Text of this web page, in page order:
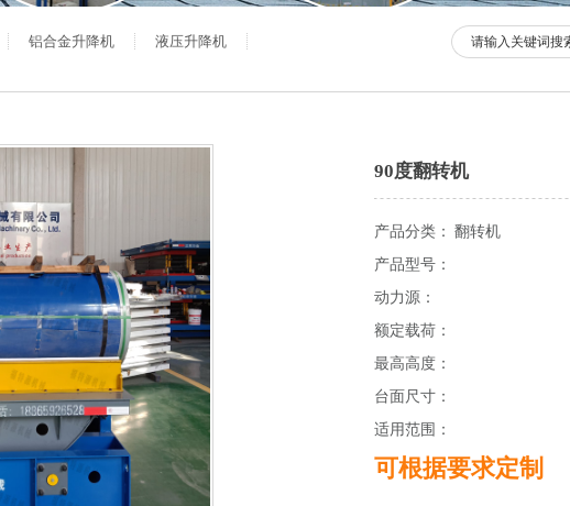
铝合金升降机 液压升降机
90度翻转机
产品分类： 翻转机
产品型号：
动力源：
额定载荷：
最高高度：
台面尺寸：
适用范围：
可根据要求定制